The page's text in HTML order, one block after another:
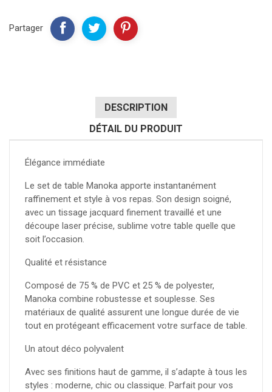
Partager
DESCRIPTION
DÉTAIL DU PRODUIT
Élégance immédiate
Le set de table Manoka apporte instantanément
raffinement et style à vos repas. Son design soigné,
avec un tissage jacquard finement travaillé et une
découpe laser précise, sublime votre table quelle que
soit l’occasion.
Qualité et résistance
Composé de 75 % de PVC et 25 % de polyester,
Manoka combine robustesse et souplesse. Ses
matériaux de qualité assurent une longue durée de vie
tout en protégeant efficacement votre surface de table.
Un atout déco polyvalent
Avec ses finitions haut de gamme, il s’adapte à tous les
styles : moderne, chic ou classique. Parfait pour vos